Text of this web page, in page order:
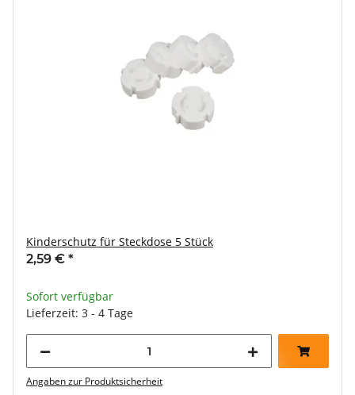
Kinderschutz für Steckdose 5 Stück
2,59 € *
Sofort verfügbar
Lieferzeit: 3 - 4 Tage
Angaben zur Produktsicherheit